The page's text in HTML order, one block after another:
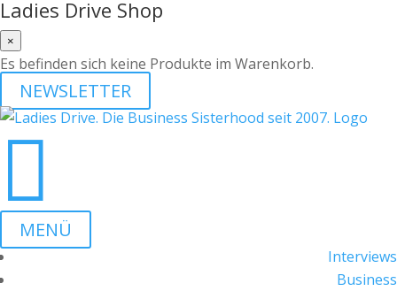
Ladies Drive Shop
×
Es befinden sich keine Produkte im Warenkorb.
NEWSLETTER

MENÜ
Interviews
Business